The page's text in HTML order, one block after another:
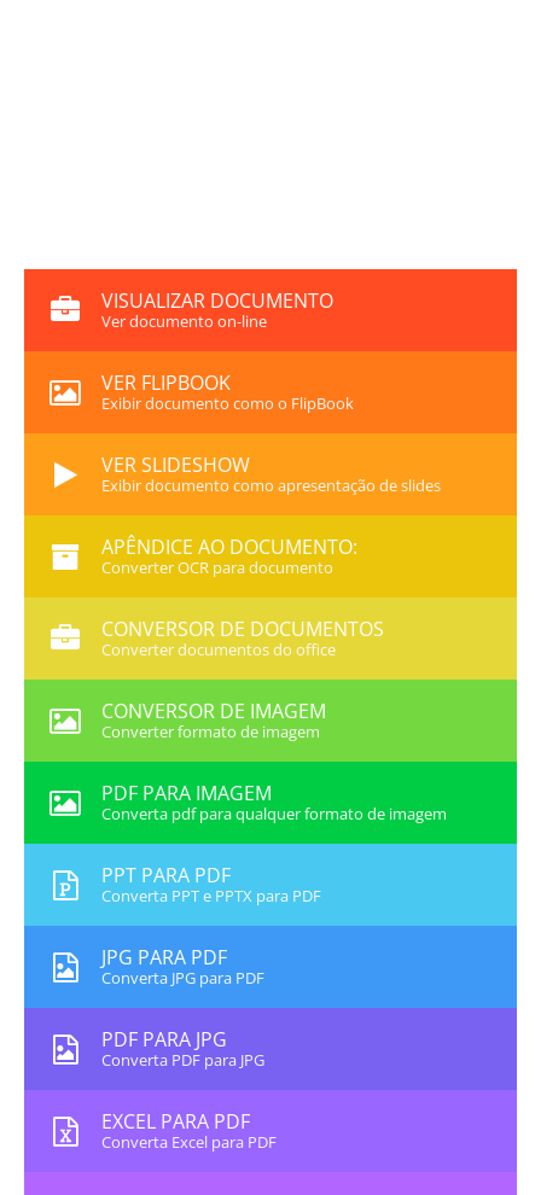
VISUALIZAR DOCUMENTO
Ver documento on-line
VER FLIPBOOK
Exibir documento como o FlipBook
VER SLIDESHOW
Exibir documento como apresentação de slides
APÊNDICE AO DOCUMENTO:
Converter OCR para documento
CONVERSOR DE DOCUMENTOS
Converter documentos do office
CONVERSOR DE IMAGEM
Converter formato de imagem
PDF PARA IMAGEM
Converta pdf para qualquer formato de imagem
PPT PARA PDF
Converta PPT e PPTX para PDF
JPG PARA PDF
Converta JPG para PDF
PDF PARA JPG
Converta PDF para JPG
EXCEL PARA PDF
Converta Excel para PDF